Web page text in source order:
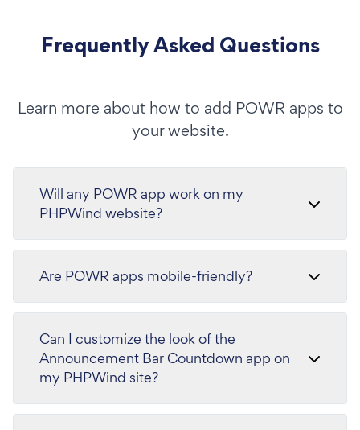
Frequently Asked Questions
Learn more about how to add POWR apps to
your website.
Will any POWR app work on my
PHPWind website?
Are POWR apps mobile-friendly?
Can I customize the look of the
Announcement Bar Countdown app on
my PHPWind site?